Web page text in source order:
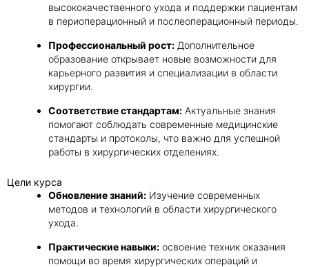
высококачественного ухода и поддержки пациентам
в периоперационный и послеоперационный периоды.
Профессиональный рост: Дополнительное
образование открывает новые возможности для
карьерного развития и специализации в области
хирургии.
Соответствие стандартам: Актуальные знания
помогают соблюдать современные медицинские
стандарты и протоколы, что важно для успешной
работы в хирургических отделениях.
Цели курса
Обновление знаний: Изучение современных
методов и технологий в области хирургического
ухода.
Практические навыки: освоение техник оказания
помощи во время хирургических операций и